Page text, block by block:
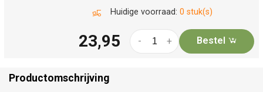
Huidige voorraad: 0 stuk(s)
23,95 +
- Bestel
Productomschrijving